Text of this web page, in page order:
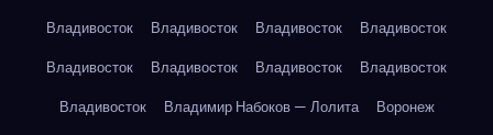
Владивосток
Владивосток Владивосток
Владивосток
Владивосток
Владивосток Владивосток
Владивосток
Владивосток
Владимир Набоков — Лолита
Воронеж